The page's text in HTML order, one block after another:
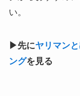
い。
▶︎先にヤリマン
ングを見る